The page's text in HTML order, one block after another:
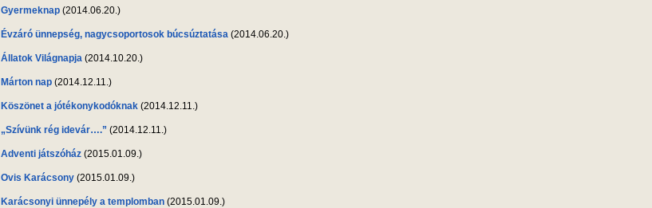
Gyermeknap (2014.06.20.)
Évzáró ünnepség, nagycsoportosok búcsúztatása (2014.06.20.)
Állatok Világnapja (2014.10.20.)
Márton nap (2014.12.11.)
Köszönet a jótékonykodóknak (2014.12.11.)
„Szívünk rég idevár….” (2014.12.11.)
Adventi játszóház (2015.01.09.)
Ovis Karácsony (2015.01.09.)
Karácsonyi ünnepély a templomban (2015.01.09.)